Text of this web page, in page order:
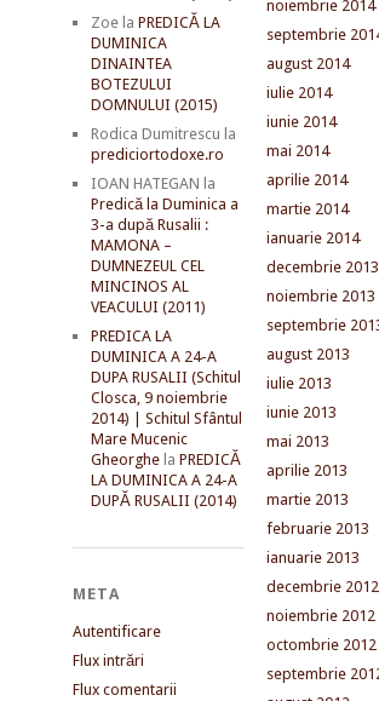
Zoela PREDICĂ LA
DUMINICA
DINAINTEA
BOTEZULUI
DOMNULUI (2015)
Rodica Dumitrescu la
prediciortodoxe.ro
IOAN HATEGAN la
Predică la Duminica a
3-a după Rusalii :
MAMONA –
DUMNEZEUL CEL
MINCINOS AL
VEACULUI (2011)
PREDICA LA
DUMINICA A 24-A
DUPA RUSALII (Schitul
Closca, 9 noiembrie
2014) | Schitul Sfântul
Mare Mucenic
Gheorghela PREDICĂ
LA DUMINICA A 24-A
DUPĂ RUSALII (2014)
META
Autentificare
Flux intrări
Flux comentarii
noiembrie 2014
septembrie
august 2014
iulie 2014
iunie 2014
mai 2014
aprilie 2014
martie 2014
ianuarie 2014
decembrie 2013
noiembrie 2013
septembrie
august 2013
iulie 2013
iunie 2013
mai 2013
aprilie 2013
martie 2013
februarie 2013
ianuarie 2013
decembrie 2012
noiembrie 2012
octombrie 2012
septembrie